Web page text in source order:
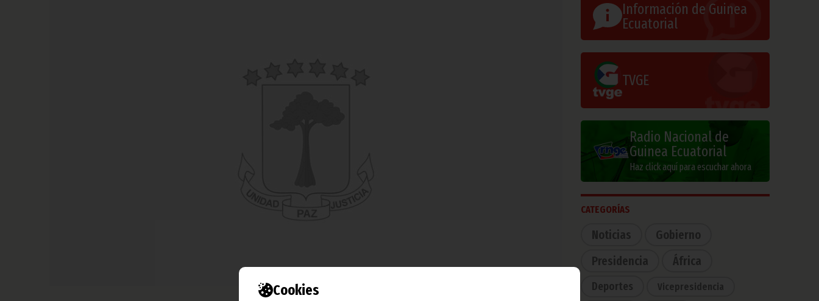
Cookies
Información de Guinea
Ecuatorial
TVGE
Radio Nacional de
Guinea Ecuatorial
Haz click aquí para escuchar ahora
CATEGORÍAS
Noticias
Gobierno
Presidencia
África
Deportes Vicepresidencia